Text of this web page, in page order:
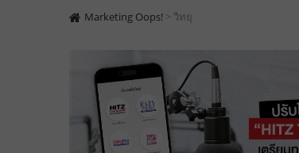
Marketing Oops! > วิทยุ